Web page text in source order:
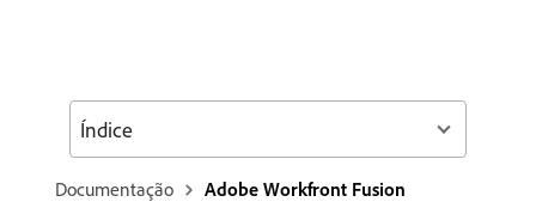
Documentação Adobe Workfront Fusion
Índice